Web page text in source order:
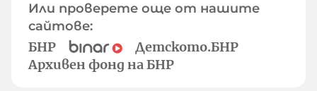
Или проверете още от нашите
сайтове:
БНР
Детското.БНР
Архивен фонд на БНР